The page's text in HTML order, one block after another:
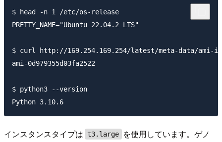
$ head -n 1 /etc/os-release
PRETTY_NAME="Ubuntu 22.04.2 LTS"
$ curl http://169.254.169.254/latest/meta-data/ami-id
ami-0d979355d03fa2522
$ python3 --version
インスタンスタイプは t3.large
を使用しています。ゲノ